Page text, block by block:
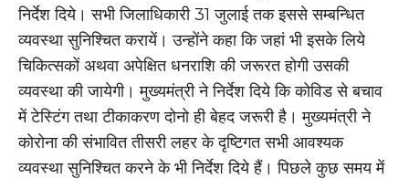
निर्देश दिये। सभी जिलाधिकारी 31 जुलाई तक इससे सम्बन्धित
व्यवस्था सुनिश्चित करायें। उन्होंने कहा कि जहां भी इसके लिये
चिकित्सकों अथवा अपेक्षित धनराशि की जरूरत होगी उसकी
व्यवस्था की जायेगी। मुख्यमंत्री ने निर्देश दिये कि कोविड से बचाव
में टेस्टिंग तथा टीकाकरण दोनो ही बेहद जरूरी है। मुख्यमंत्री ने
कोरोना की संभावित तीसरी लहर के दृष्टिगत सभी आवश्यक
व्यवस्था सुनिश्चित करने के भी निर्देश दिये हैं। पिछले कुछ समय में